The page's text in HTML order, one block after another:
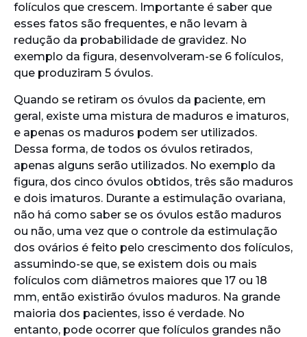
folículos que crescem. Importante é saber que
esses fatos são frequentes, e não levam à
redução da probabilidade de gravidez. No
exemplo da figura, desenvolveram-se 6 folículos,
que produziram 5 óvulos.
Quando se retiram os óvulos da paciente, em
geral, existe uma mistura de maduros e imaturos,
e apenas os maduros podem ser utilizados.
Dessa forma, de todos os óvulos retirados,
apenas alguns serão utilizados. No exemplo da
figura, dos cinco óvulos obtidos, três são maduros
e dois imaturos. Durante a estimulação ovariana,
não há como saber se os óvulos estão maduros
ou não, uma vez que o controle da estimulação
dos ovários é feito pelo crescimento dos folículos,
assumindo-se que, se existem dois ou mais
folículos com diâmetros maiores que 17 ou 18
mm, então existirão óvulos maduros. Na grande
maioria dos pacientes, isso é verdade. No
entanto, pode ocorrer que folículos grandes não